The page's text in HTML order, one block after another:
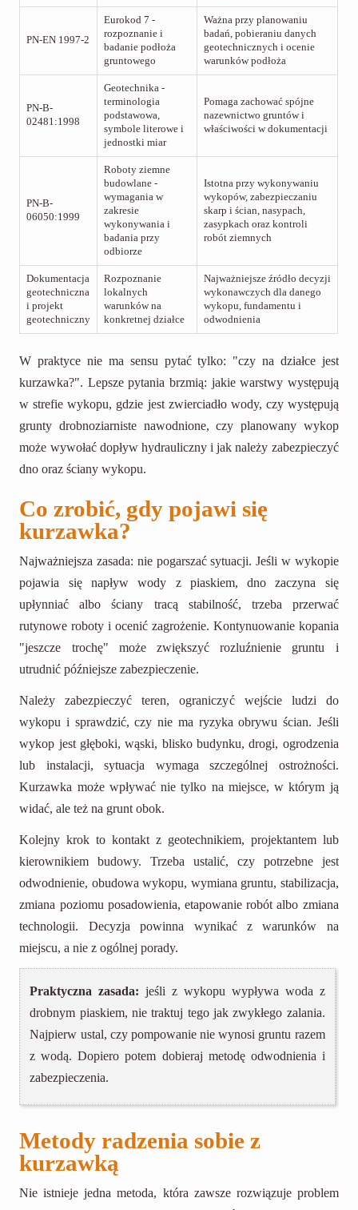
PN-EN 1997-2
Eurokod 7 -
rozpoznanie i
badanie podłoża
gruntowego
Ważna przy planowaniu
badań, pobieraniu danych
geotechnicznych i ocenie
warunków podłoża
PN-B-
02481:1998
Geotechnika -
terminologia
podstawowa,
symbole literowe i
jednostki miar
Pomaga zachować spójne
nazewnictwo gruntów i
właściwości w dokumentacji
PN-B-
06050:1999
Roboty ziemne
budowlane -
wymagania w
zakresie
wykonywania i
badania przy
odbiorze
Istotna przy wykonywaniu
wykopów, zabezpieczaniu
skarp i ścian, nasypach,
zasypkach oraz kontroli
robót ziemnych
Dokumentacja
geotechniczna
i projekt
geotechniczny
Rozpoznanie
lokalnych
warunków na
konkretnej działce
Najważniejsze źródło decyzji
wykonawczych dla danego
wykopu, fundamentu i
odwodnienia
W praktyce nie ma sensu pytać tylko: "czy na działce jest
kurzawka?". Lepsze pytania brzmią: jakie warstwy występują
w strefie wykopu, gdzie jest zwierciadło wody, czy występują
grunty drobnoziarniste nawodnione, czy planowany wykop
może wywołać dopływ hydrauliczny i jak należy zabezpieczyć
dno oraz ściany wykopu.
Co zrobić, gdy pojawi się
kurzawka?
Najważniejsza zasada: nie pogarszać sytuacji. Jeśli w wykopie
pojawia się napływ wody z piaskiem, dno zaczyna się
upłynniać albo ściany tracą stabilność, trzeba przerwać
rutynowe roboty i ocenić zagrożenie. Kontynuowanie kopania
"jeszcze trochę" może zwiększyć rozluźnienie gruntu i
utrudnić późniejsze zabezpieczenie.
Należy zabezpieczyć teren, ograniczyć wejście ludzi do
wykopu i sprawdzić, czy nie ma ryzyka obrywu ścian. Jeśli
wykop jest głęboki, wąski, blisko budynku, drogi, ogrodzenia
lub instalacji, sytuacja wymaga szczególnej ostrożności.
Kurzawka może wpływać nie tylko na miejsce, w którym ją
widać, ale też na grunt obok.
Kolejny krok to kontakt z geotechnikiem, projektantem lub
kierownikiem budowy. Trzeba ustalić, czy potrzebne jest
odwodnienie, obudowa wykopu, wymiana gruntu, stabilizacja,
zmiana poziomu posadowienia, etapowanie robót albo zmiana
technologii. Decyzja powinna wynikać z warunków na
miejscu, a nie z ogólnej porady.
Praktyczna zasada: jeśli z wykopu wypływa woda z
drobnym piaskiem, nie traktuj tego jak zwykłego zalania.
Najpierw ustal, czy pompowanie nie wynosi gruntu razem
z wodą. Dopiero potem dobieraj metodę odwodnienia i
zabezpieczenia.
Metody radzenia sobie z
kurzawką
Nie istnieje jedna metoda, która zawsze rozwiązuje problem